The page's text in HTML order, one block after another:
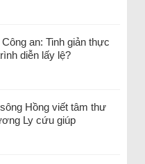
an: Tinh giản thực
diễn lấy lệ?
Hồng viết tâm thư
Ly cứu giúp